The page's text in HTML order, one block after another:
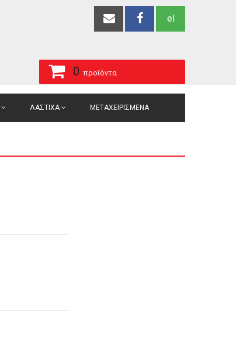
el
0 προϊόντα
ΛΑΣΤΙΧΑ ΜΕΤΑΧΕΙΡΙΣΜΕΝΑ